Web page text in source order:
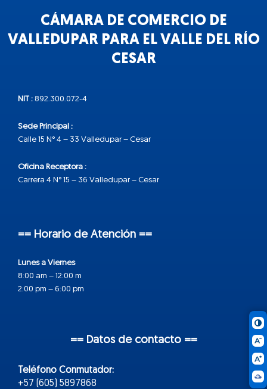
CÁMARA DE COMERCIO DE
VALLEDUPAR PARA EL VALLE DEL RÍO
CESAR
NIT : 892.300.072-4
Sede Principal :
Calle 15 N° 4 – 33 Valledupar – Cesar
Oficina Receptora :
Carrera 4 N° 15 – 36 Valledupar – Cesar
== Horario de Atención ==
Lunes a Viernes
8:00 am – 12:00 m
2:00 pm – 6:00 pm
== Datos de contacto ==
Teléfono Conmutador:
+57 (605) 5897868